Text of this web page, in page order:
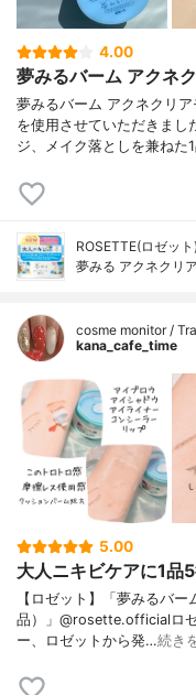
4.00
夢みるバーム アクネ
夢みるバーム アクネクリ
を使用させていただきまし
ジ、メイク落としを兼ねた
ROSETTE(ロゼット)
夢みる アクネクリ
cosme monitor /
kana_cafe_time
5.00
大人ニキビケアに1品
【ロゼット】「夢みるバ
品）」@rosette.officialロ
ー、ロゼットから発…続き